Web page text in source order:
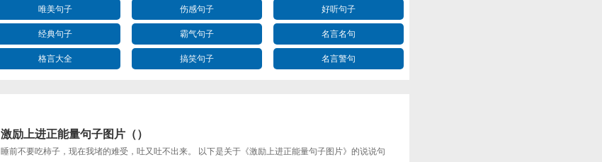
唯美句子 伤感句子 好听句子
经典句子 霸气句子 名言名句
格言大全 搞笑句子 名言警句
激励上进正能量句子图片（）
睡前不要吃柿子，现在我堵的难受，吐又吐不出来。 以下是关于《激励上进正能量句子图片》的说说句